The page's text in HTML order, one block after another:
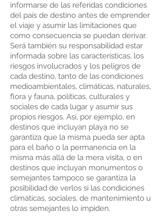
informarse de las referidas condiciones
del país de destino antes de emprender
el viaje y asumir las limitaciones que
como consecuencia se puedan derivar.
Será también su responsabilidad estar
informada sobre las características, los
riesgos involucrados y los peligros de
cada destino, tanto de las condiciones
medioambientales, climáticas, naturales,
flora y fauna, políticas, culturales y
sociales de cada lugar y asumir sus
propios riesgos. Así, por ejemplo, en
destinos que incluyan playa no se
garantiza que la misma pueda ser apta
para el baño o la permanencia en la
misma más allá de la mera visita, o en
destinos que incluyan monumentos o
semejantes tampoco se garantiza la
posibilidad de verlos si las condiciones
climáticas, sociales, de mantenimiento u
otras semejantes lo impiden.